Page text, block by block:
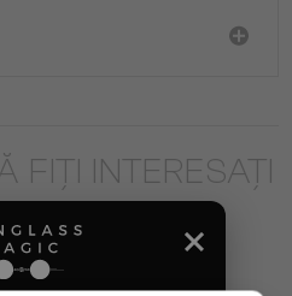
FIȚI INTERESAȚI